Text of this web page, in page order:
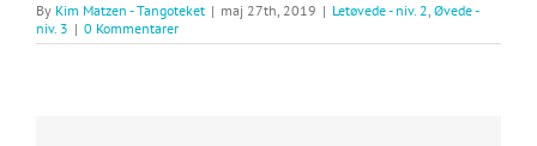
By Kim Matzen - Tangoteket | maj 27th, 2019 | Letøvede - niv. 2, Øvede -
niv. 3 | 0 Kommentarer